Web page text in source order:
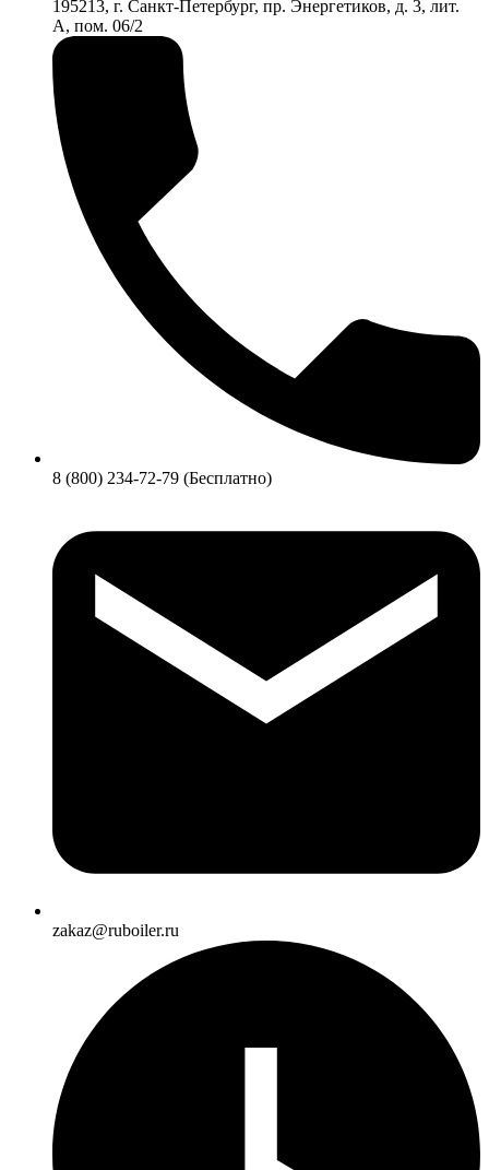
195213, г. Санкт-Петербург, пр. Энергетиков, д. 3, лит.
А, пом. 06/2
8 (800) 234-72-79 (Бесплатно)
zakaz@ruboiler.ru